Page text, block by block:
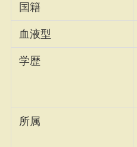
国籍
血液型
学歴
所属